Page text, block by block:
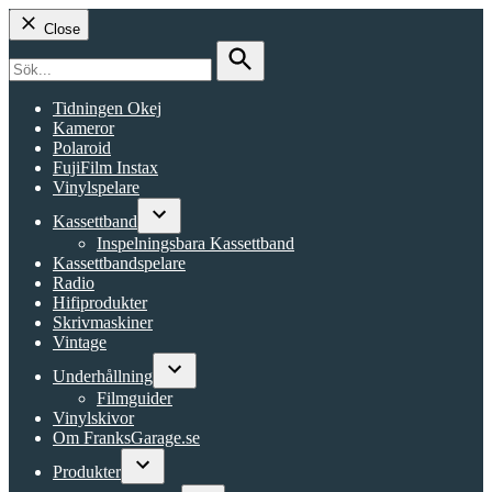
Close
for:
Search
Tidningen Okej
Kameror
Polaroid
FujiFilm Instax
Vinylspelare
Kassettband
Open
dropdown
menu
Inspelningsbara Kassettband
Kassettbandspelare
Radio
Hifiprodukter
Skrivmaskiner
Vintage
Underhållning
Open
Filmguider
Vinylskivor
Om FranksGarage.se
Produkter
Open